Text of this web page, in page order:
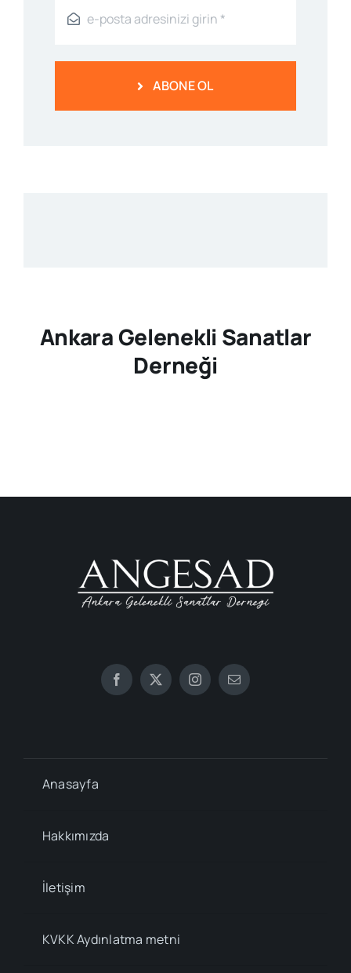
ABONE OL
Ankara Gelenekli Sanatlar
Derneği
Anasayfa
Hakkımızda
İletişim
KVKK Aydınlatma metni